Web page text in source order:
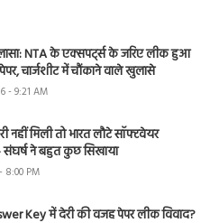
NTA के एक्सपर्ट्स के जरिए लीक हुआ
चार्जशीट में चौंकाने वाले खुलासे
- 9:21 AM
नहीं मिली तो भारत लौटे सॉफ्टवेयर
संघर्ष ने बहुत कुछ सिखाया
8:00 PM
Key में देरी की वजह पेपर लीक विवाद?